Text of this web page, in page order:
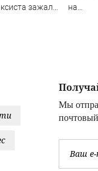
зажало
новости.
но
на
Мы